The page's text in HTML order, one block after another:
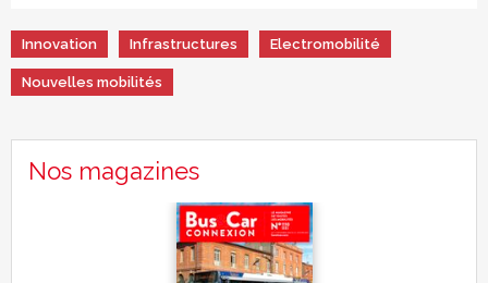
Innovation Infrastructures Electromobilité
Nouvelles mobilités
Nos magazines